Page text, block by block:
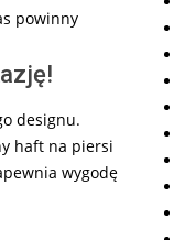
powinny
designu.
haft na piersi
wygodę